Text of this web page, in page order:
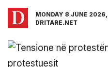
MONDAY 8 JUNE
DRITARE.NET